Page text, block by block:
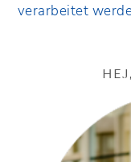
verarbeitet